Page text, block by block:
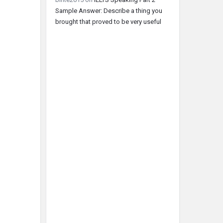
Sample Answer: Describe a thing you
brought that proved to be very useful